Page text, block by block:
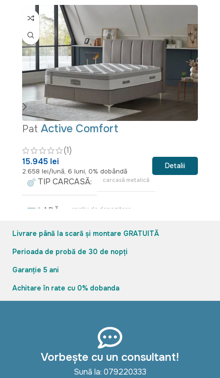
Pat Active Comfort
(1)
15.945 lei
2.658 lei/lună, 6 luni, 0% dobândă
Detalii
TIP CARCASĂ carcasă metalică
LADĂ spațiu de depozitare
TIP SISTEM sistem de ridicare hidraulic
Livrare până la scară și montare GRATUITĂ
Perioada de probă de 30 de nopți
Garanție 5 ani
Achitare în rate cu 0% dobanda
Vorbește cu un consultant!
Sună la: 079220333